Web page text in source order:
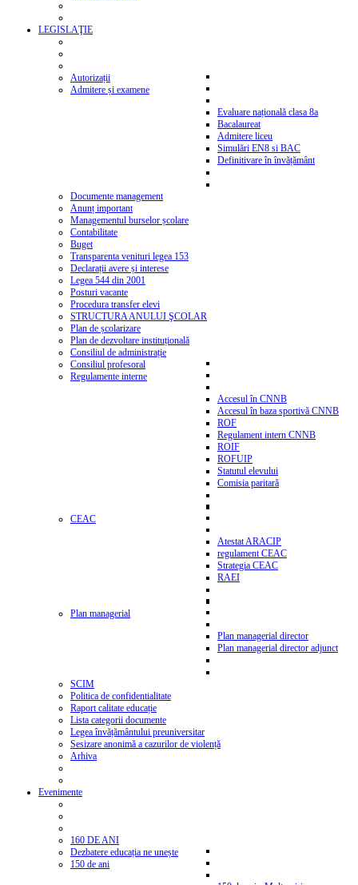
LEGISLAŢIE
Autorizații
Admitere și examene
Evaluare națională clasa 8a
Bacalaureat
Admitere liceu
Simulări EN8 si BAC
Definitivare în învățământ
Documente management
Anunț important
Managementul burselor școlare
Contabilitate
Buget
Transparenta venituri legea 153
Declarații avere și interese
Legea 544 din 2001
Posturi vacante
Procedura transfer elevi
STRUCTURA ANULUI ŞCOLAR
Plan de școlarizare
Plan de dezvoltare instituțională
Consiliul de administrație
Consiliul profesoral
Regulamente interne
Accesul în CNNB
Accesul în baza sportivă CNNB
ROF
Regulament intern CNNB
ROIF
ROFUIP
Statutul elevului
Comisia paritară
CEAC
Atestat ARACIP
regulament CEAC
Strategia CEAC
RAEI
Plan managerial
Plan managerial director
Plan managerial director adjunct
SCIM
Politica de confidentialitate
Raport calitate educație
Lista categorii documente
Legea învățământului preuniversitar
Sesizare anonimă a cazurilor de violență
Arhiva
Evenimente
160 DE ANI
Dezbatere educația ne unește
150 de ani